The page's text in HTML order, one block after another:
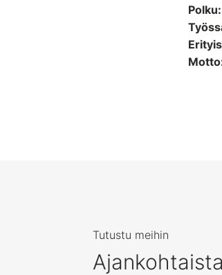
Polku:
Tutustu meihin
Ajankohtaista